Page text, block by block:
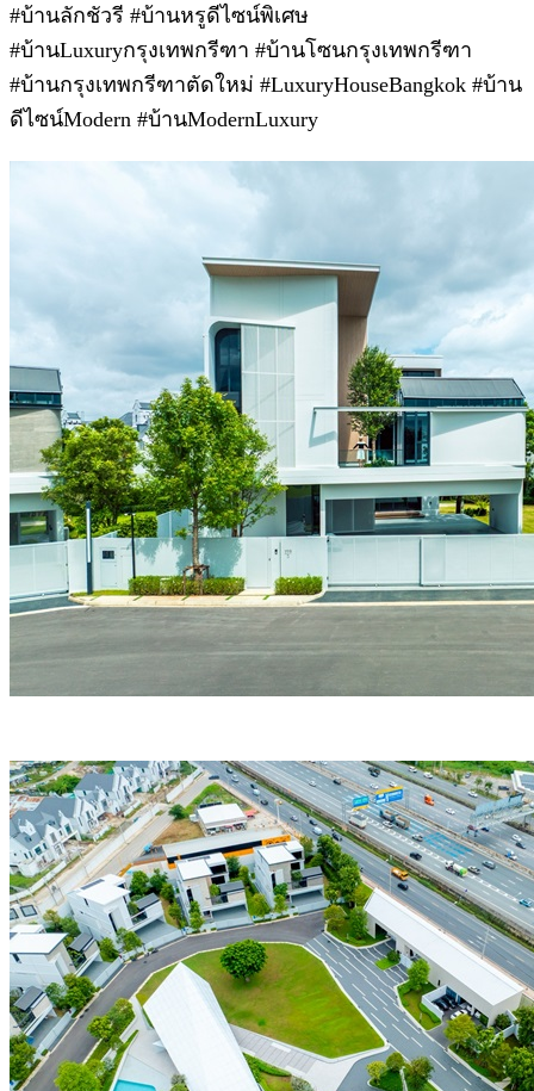
#บ้านลักชัวรี #บ้านหรูดีไซน์พิเศษ
#บ้านLuxuryกรุงเทพกรีฑา #บ้านโซนกรุงเทพกรีฑา
#บ้านกรุงเทพกรีฑาตัดใหม่ #LuxuryHouseBangkok #บ้าน
ดีไซน์Modern #บ้านModernLuxury